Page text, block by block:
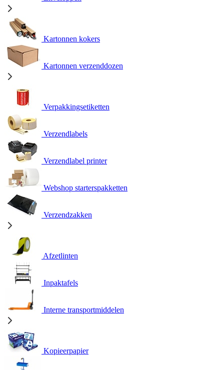
Kartonnen kokers
Kartonnen verzenddozen
Verpakkingsetiketten
Verzendlabels
Verzendlabel printer
Webshop starterspakketten
Verzendzakken
Afzetlinten
Inpaktafels
Interne transportmiddelen
Kopieerpapier